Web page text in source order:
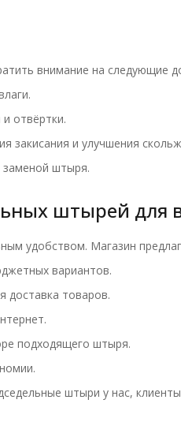
внимание на следующие
отвёртки.
закисания и улучшения
штыря.
штырей для
удобством. Магазин
вариантов.
доставка товаров.
подходящего штыря.
штыри у нас,